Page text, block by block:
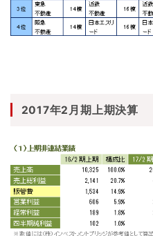
2017年2月期上期決算